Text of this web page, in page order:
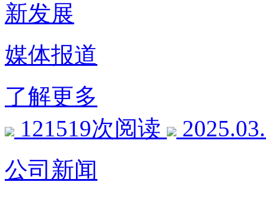
新发展
媒体报道
了解更多
121519次阅读
公司新闻